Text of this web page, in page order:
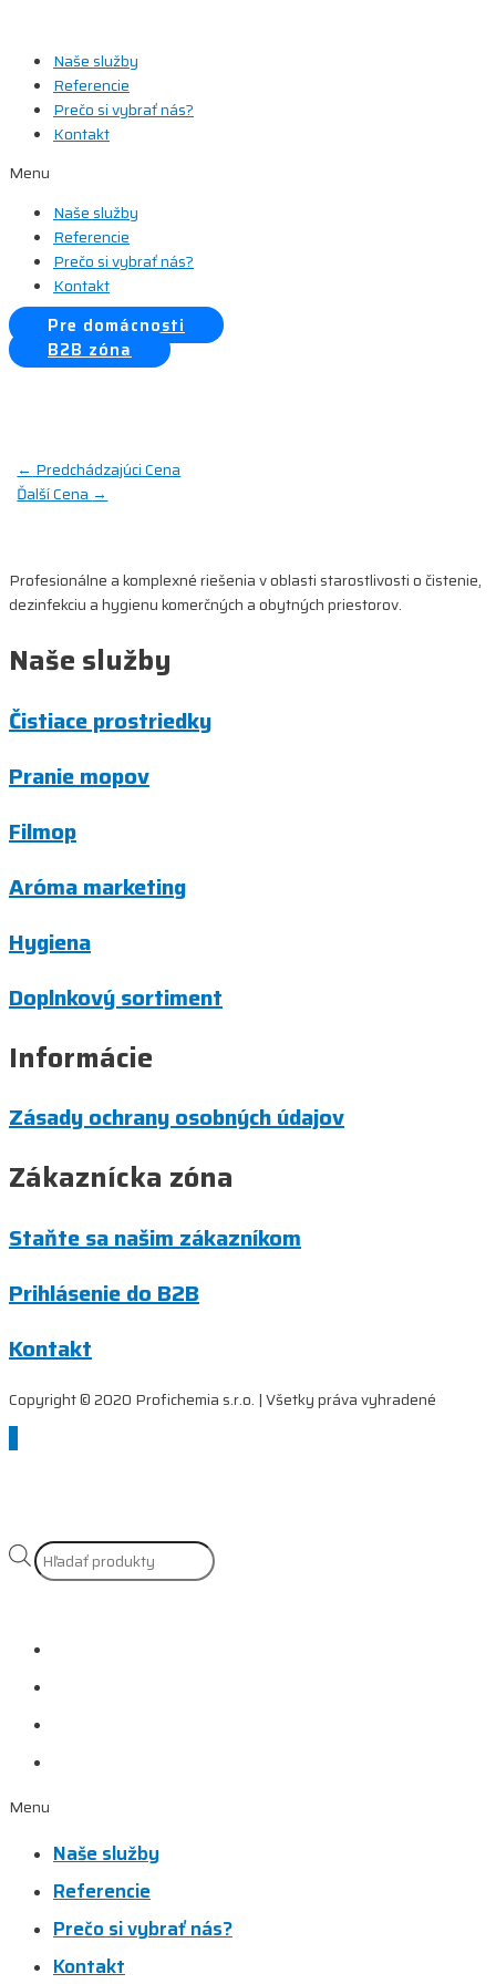
obsah Naše služby
Referencie
Prečo si vybrať nás?
Kontakt
Menu
Naše služby
Referencie
Prečo si vybrať nás?
Kontakt
Pre domácnosti
B2B zóna
Navigácia
← Predchádzajúci Cena
Ďalší Cena →
Profesionálne a komplexné riešenia v oblasti starostlivosti o čistenie,
dezinfekciu a hygienu komerčných a obytných priestorov.
Naše služby
Čistiace prostriedky
Pranie mopov
Filmop
Aróma marketing
Hygiena
Doplnkový sortiment
Informácie
Zásady ochrany osobných údajov
Zákaznícka zóna
Staňte sa našim zákazníkom
Prihlásenie do B2B
Kontakt
Copyright © 2020 Profichemia s.r.o. | Všetky práva vyhradené
Products
search
Menu
Naše služby
Referencie
Prečo si vybrať nás?
Kontakt